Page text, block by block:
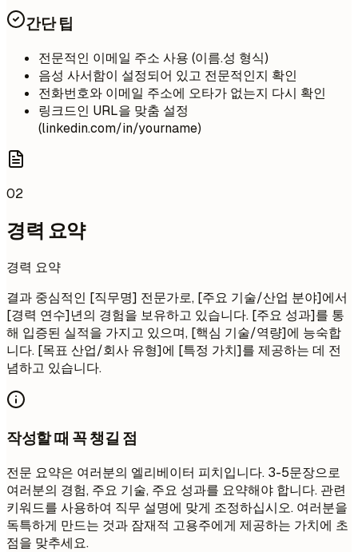
간단 팁
전문적인 이메일 주소 사용 (이름.성 형식)
음성 사서함이 설정되어 있고 전문적인지 확인
전화번호와 이메일 주소에 오타가 없는지 다시 확인
링크드인 URL을 맞춤 설정
(linkedin.com/in/yourname)
02
경력 요약
경력 요약
결과 중심적인 [직무명] 전문가로, [주요 기술/산업 분야]에서
[경력 연수]년의 경험을 보유하고 있습니다. [주요 성과]를 통
해 입증된 실적을 가지고 있으며, [핵심 기술/역량]에 능숙합
니다. [목표 산업/회사 유형]에 [특정 가치]를 제공하는 데 전
념하고 있습니다.
작성할 때 꼭 챙길 점
전문 요약은 여러분의 엘리베이터 피치입니다. 3-5문장으로
여러분의 경험, 주요 기술, 주요 성과를 요약해야 합니다. 관련
키워드를 사용하여 직무 설명에 맞게 조정하십시오. 여러분을
독특하게 만드는 것과 잠재적 고용주에게 제공하는 가치에 초
점을 맞추세요.